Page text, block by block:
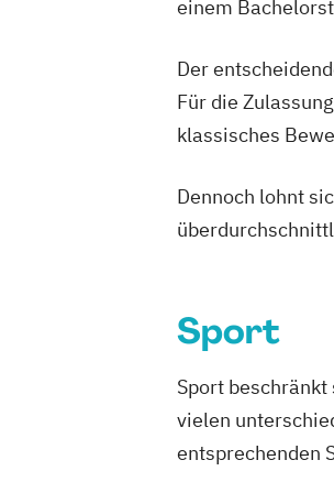
einem
Der
Für die
klassisches
Dennoch lohnt
Sport
Sport
vielen
entsprechenden